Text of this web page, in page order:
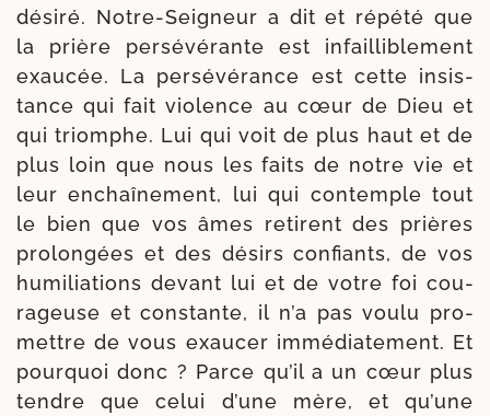
dési­ré. Notre-​Seigneur a dit et répé­té que
la prière per­sé­vé­rante est infailli­ble­ment
exau­cée. La per­sé­vé­rance est cette insis­
tance qui fait vio­lence au cœur de Dieu et
qui triomphe. Lui qui voit de plus haut et de
plus loin que nous les faits de notre vie et
leur enchaî­ne­ment, lui qui contemple tout
le bien que vos âmes retirent des prières
pro­lon­gées et des dési­rs confiants, de vos
humi­lia­tions devant lui et de votre foi cou­
ra­geuse et constante, il n’a pas vou­lu pro­
mettre de vous exau­cer immé­dia­te­ment. Et
pour­quoi donc ? Parce qu’il a un cœur plus
tendre que celui d’une mère, et qu’une